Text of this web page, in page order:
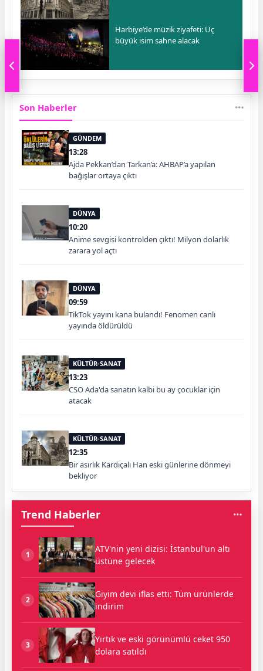
Harbiye’de müzik ziyafeti: Üç
büyük isim sahne alacak
Son Haberler
GÜNDEM
13:28
Ajda Pekkan’dan Tarkan’a: AHBAP’a yapılan
bağışlar ortaya çıktı
DÜNYA
10:20
Anime sevgisi kontrolden çıktı! Milyon dolarlık
zarara yol açtı
DÜNYA
09:59
TikTok yayını kana bulandı! Fenomen canlı
yayında öldürüldü
KÜLTÜR-SANAT
13:23
CSO Ada'da sanatın kalbi bu ay çocuklar için
atacak
KÜLTÜR-SANAT
12:35
Bir asırlık Kardiçalı Han eski günlerine dönmeyi
bekliyor
Trend Haberler
1
ATV'nin yeni dizisi: İstanbul'un altı
üstüne gelecek
2
Giyim devi iflas etti: Tüm ürünlerde
indirim
3
Yırtık ve eski görünümlü ceket 950
dolara satıldı